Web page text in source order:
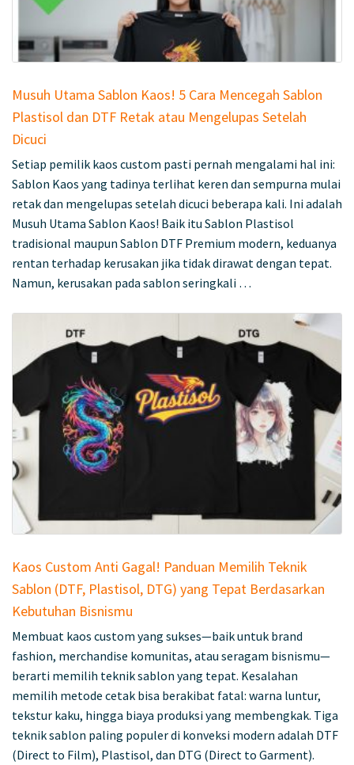
Musuh Utama Sablon Kaos! 5 Cara Mencegah Sablon
Plastisol dan DTF Retak atau Mengelupas Setelah
Dicuci
Setiap pemilik kaos custom pasti pernah mengalami hal ini:
Sablon Kaos yang tadinya terlihat keren dan sempurna mulai
retak dan mengelupas setelah dicuci beberapa kali. Ini adalah
Musuh Utama Sablon Kaos! Baik itu Sablon Plastisol
tradisional maupun Sablon DTF Premium modern, keduanya
rentan terhadap kerusakan jika tidak dirawat dengan tepat.
Namun, kerusakan pada sablon seringkali …
Kaos Custom Anti Gagal! Panduan Memilih Teknik
Sablon (DTF, Plastisol, DTG) yang Tepat Berdasarkan
Kebutuhan Bisnismu
Membuat kaos custom yang sukses—baik untuk brand
fashion, merchandise komunitas, atau seragam bisnismu—
berarti memilih teknik sablon yang tepat. Kesalahan
memilih metode cetak bisa berakibat fatal: warna luntur,
tekstur kaku, hingga biaya produksi yang membengkak. Tiga
teknik sablon paling populer di konveksi modern adalah DTF
(Direct to Film), Plastisol, dan DTG (Direct to Garment).